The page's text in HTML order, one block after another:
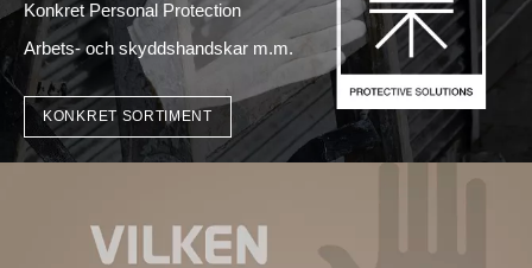
Konkret Personal Protection
Arbets- och skyddshandskar m.m.
KONKRET SORTIMENT